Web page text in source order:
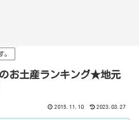
。
お土産ランキング★地元
2015.11.10 2023.03.27